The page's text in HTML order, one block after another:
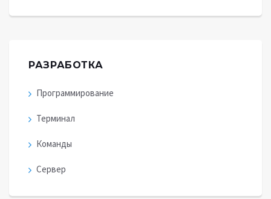
РАЗРАБОТКА
Программирование
Терминал
Команды
Сервер